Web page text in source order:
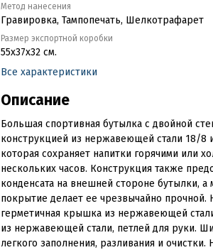
Метод нанесения
Гравировка, Тампопечать, Шелкотрафарет
Размер экспортной коробки
55x37x32 см.
Все характеристики
Описание
Большая спортивная бутылка с двойной
конструкцией из нержавеющей стали 18/8
которая сохраняет напитки горячими или
нескольких часов. Конструкция также
конденсата на внешней стороне бутылки,
покрытие делает ее чрезвычайно прочной.
герметичная крышка из нержавеющей
из нержавеющей стали, петлей для руки.
легкого заполнения, разливания и